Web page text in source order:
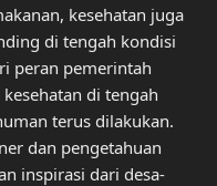
kesehatan juga
di tengah kondisi
peran pemerintah
di tengah
terus dilakukan.
dan pengetahuan
inspirasi dari desa-